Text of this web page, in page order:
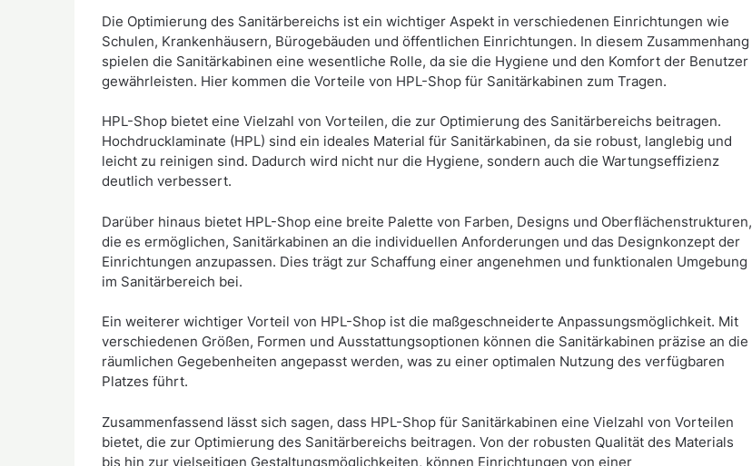
Die Optimierung des Sanitärbereichs ist ein wichtiger Aspekt in verschiedenen Einrichtungen wie
Schulen, Krankenhäusern, Bürogebäuden und öffentlichen Einrichtungen. In diesem Zusammenhang
spielen die Sanitärkabinen eine wesentliche Rolle, da sie die Hygiene und den Komfort der Benutzer
gewährleisten. Hier kommen die Vorteile von HPL-Shop für Sanitärkabinen zum Tragen.
HPL-Shop bietet eine Vielzahl von Vorteilen, die zur Optimierung des Sanitärbereichs beitragen.
Hochdrucklaminate (HPL) sind ein ideales Material für Sanitärkabinen, da sie robust, langlebig und
leicht zu reinigen sind. Dadurch wird nicht nur die Hygiene, sondern auch die Wartungseffizienz
deutlich verbessert.
Darüber hinaus bietet HPL-Shop eine breite Palette von Farben, Designs und Oberflächenstrukturen,
die es ermöglichen, Sanitärkabinen an die individuellen Anforderungen und das Designkonzept der
Einrichtungen anzupassen. Dies trägt zur Schaffung einer angenehmen und funktionalen Umgebung
im Sanitärbereich bei.
Ein weiterer wichtiger Vorteil von HPL-Shop ist die maßgeschneiderte Anpassungsmöglichkeit. Mit
verschiedenen Größen, Formen und Ausstattungsoptionen können die Sanitärkabinen präzise an die
räumlichen Gegebenheiten angepasst werden, was zu einer optimalen Nutzung des verfügbaren
Platzes führt.
Zusammenfassend lässt sich sagen, dass HPL-Shop für Sanitärkabinen eine Vielzahl von Vorteilen
bietet, die zur Optimierung des Sanitärbereichs beitragen. Von der robusten Qualität des Materials
bis hin zur vielseitigen Gestaltungsmöglichkeiten, können Einrichtungen von einer